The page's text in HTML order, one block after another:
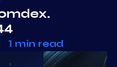
1 min read